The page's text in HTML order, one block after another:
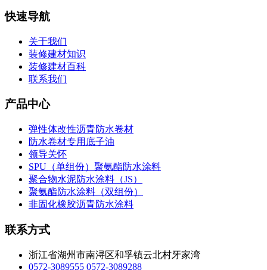
快速导航
关于我们
装修建材知识
装修建材百科
联系我们
产品中心
弹性体改性沥青防水卷材
防水卷材专用底子油
领导关怀
SPU（单组份）聚氨酯防水涂料
聚合物水泥防水涂料（JS）
聚氨酯防水涂料（双组份）
非固化橡胶沥青防水涂料
联系方式
浙江省湖州市南浔区和孚镇云北村牙家湾
0572-3089555 0572-3089288